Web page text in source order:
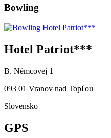
Bowling
Hotel Patriot***
B. Němcovej 1
093 01 Vranov nad Topľou
Slovensko
GPS